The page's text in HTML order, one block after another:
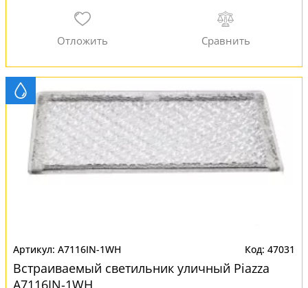
A7116IN-1WH 47031
Встраиваемый светильник уличный Piazza
A7116IN-1WH